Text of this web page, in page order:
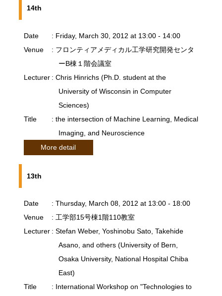
14th
Date
: Friday, March 30, 2012 at 13:00 - 14:00
Venue
: フロンティアメディカル工学研究開発センタ
ーB棟１階会議室
Lecturer : Chris Hinrichs (Ph.D. student at the
University of Wisconsin in Computer
Sciences)
Title
: the intersection of Machine Learning, Medical
Imaging, and Neuroscience
More detail
13th
Date
: Thursday, March 08, 2012 at 13:00 - 18:00
Venue
: 工学部15号棟1階110教室
Lecturer : Stefan Weber, Yoshinobu Sato, Takehide
Asano, and others (University of Bern,
Osaka University, National Hospital Chiba
East)
Title
: International Workshop on "Technologies to